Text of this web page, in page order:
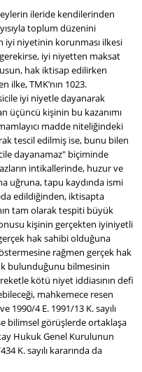
ileride kendilerinden
toplum düzenini
iyi niyetinin korunması ilkesi
iyi niyetten maksat
hak iktisap edilirken
ilke, TMK’nın 1023.
iyi niyetle dayanarak
üçüncü kişinin bu kazanımı
madde niteliğindeki
tescil edilmiş ise, bunu bilen
dayanamaz" biçiminde
intikallerinde, huzur ve
uğruna, tapu kaydında ismi
edildiğinden, iktisapta
tam olarak tespiti büyük
kişinin gerçekten iyiniyetli
hak sahibi olduğuna
rağmen gerçek hak
bulunduğunu bilmesinin
kötü niyet iddiasının defi
mahkemece resen
1990/4 E. 1991/13 K. sayılı
bilimsel görüşlerde ortaklaşa
Hukuk Genel Kurulunun
K. sayılı kararında da